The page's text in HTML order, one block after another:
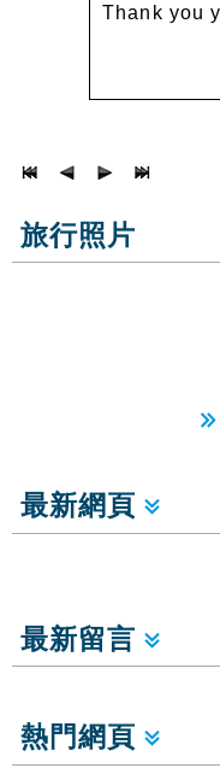
Thank you
旅行照片
最新網頁
最新留言
熱門網頁